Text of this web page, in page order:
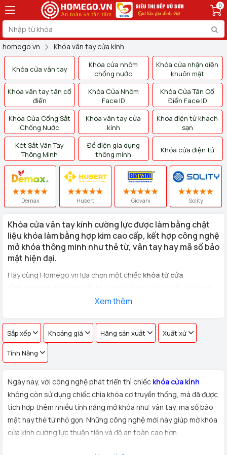
0
homego.vn Khóa vân tay cửa kính
Khóa cửa vân tay
Khóa cửa nhôm
chống nước
Khóa cửa nhận diện
khuôn mặt
Khóa vân tay tân cổ
điển
Khóa Cửa Nhôm
Face ID
Khóa Cửa Tân Cổ
Điển Face ID
Khóa Cửa Cổng Sắt
Chống Nước
Khóa vân tay cửa
kính
Khóa điện tử khách
sạn
Két Sắt Vân Tay
Thông Minh
Đồ điện gia dụng
thông minh
Khóa cửa điện tử
Demax Hubert Giovani Solity
Khóa cửa vân tay kính cường lực được làm bằng chật
liệu khóa làm bằng hợp kim cao cấp, kết hợp công nghệ
mở khóa thông minh như thẻ từ, vân tay hay mã số bảo
mật hiện đại.
Hãy cùng Homego.vn lựa chọn một chiếc khóa từ cửa
cửa kính văn phòng, cửa hàng, nhà riêng
Xem thêm
Sắp xếp Khoảng giá Hãng sản xuất Xuất xứ
Tính Năng
Ngày nay, với công nghệ phát triển thì chiếc khóa cửa kính
không còn sử dụng chiếc chìa khóa cơ truyền thống, mà đã được
tích hợp thêm nhiều tính năng mở khóa như: vân tay, mã số bảo
mật hay thẻ từ nhỏ gọn. Những công nghệ mới này giúp mở khóa
cửa kính cường lực thuận tiện và độ an toàn cao hơn.